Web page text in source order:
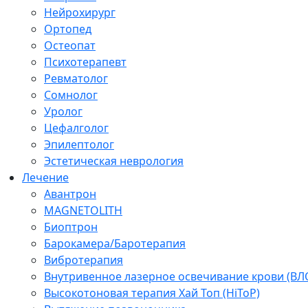
Нейрохирург
Ортопед
Остеопат
Психотерапевт
Ревматолог
Сомнолог
Уролог
Цефалголог
Эпилептолог
Эстетическая неврология
Лечение
Авантрон
MAGNETOLITH
Биоптрон
Барокамера/Баротерапия
Вибротерапия
Внутривенное лазерное освечивание крови
Высокотоновая терапия Хай Топ (HiToP)